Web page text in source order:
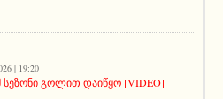
| 19:20
სეზონი გოლით დაიწყო [VIDEO]